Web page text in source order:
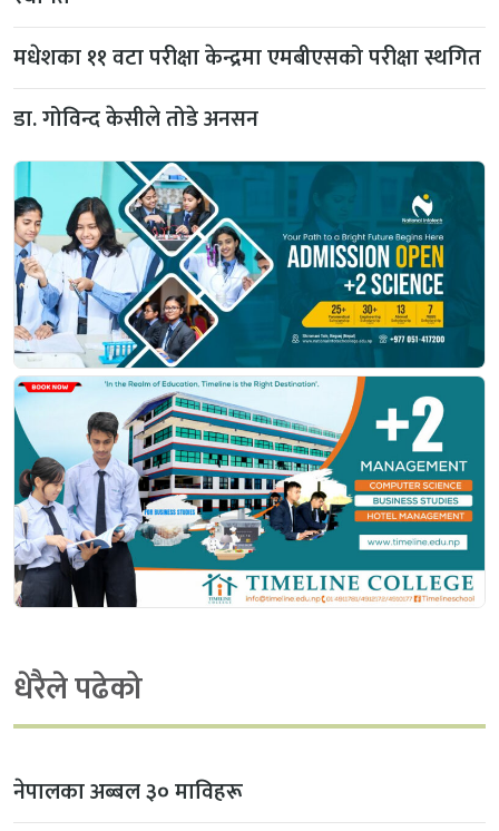
मधेशका ११ वटा परीक्षा केन्द्रमा एमबीएसको परीक्षा स्थगित
डा. गोविन्द केसीले तोडे अनसन
धेरैले पढेको
नेपालका अब्बल ३० माविहरू